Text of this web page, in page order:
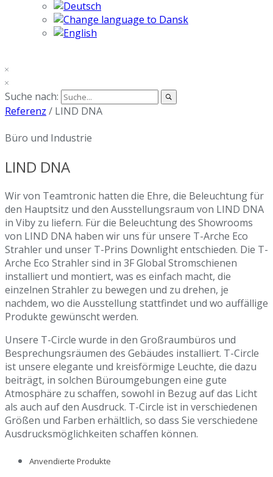
Suche nach:
Referenz / LIND DNA
Büro und Industrie
LIND DNA
Wir von Teamtronic hatten die Ehre, die Beleuchtung für
den Hauptsitz und den Ausstellungsraum von LIND DNA
in Viby zu liefern. Für die Beleuchtung des Showrooms
von LIND DNA haben wir uns für unsere T-Arche Eco
Strahler und unser T-Prins Downlight entschieden. Die T-
Arche Eco Strahler sind in 3F Global Stromschienen
installiert und montiert, was es einfach macht, die
einzelnen Strahler zu bewegen und zu drehen, je
nachdem, wo die Ausstellung stattfindet und wo auffällige
Produkte gewünscht werden.
Unsere T-Circle wurde in den Großraumbüros und
Besprechungsräumen des Gebäudes installiert. T-Circle
ist unsere elegante und kreisförmige Leuchte, die dazu
beiträgt, in solchen Büroumgebungen eine gute
Atmosphäre zu schaffen, sowohl in Bezug auf das Licht
als auch auf den Ausdruck. T-Circle ist in verschiedenen
Größen und Farben erhältlich, so dass Sie verschiedene
Ausdrucksmöglichkeiten schaffen können.
Anvendierte Produkte